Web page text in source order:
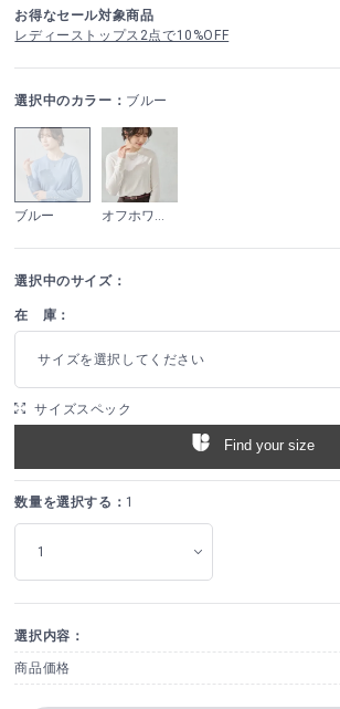
お得なセール対象商品
レディーストップス2点で10%OFF
選択中のカラー： ブルー
ブルー オフホワイト
選択中のサイズ：
在 庫：
サイズを選択してください
サイズスペック
Find your size
数量を選択する： 1
選択内容：
商品価格